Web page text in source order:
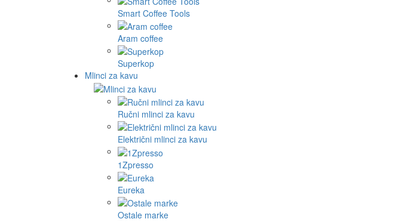
Smart Coffee Tools
Aram coffee
Superkop
Mlinci za kavu
Ručni mlinci za kavu
Električni mlinci za kavu
1Zpresso
Eureka
Ostale marke